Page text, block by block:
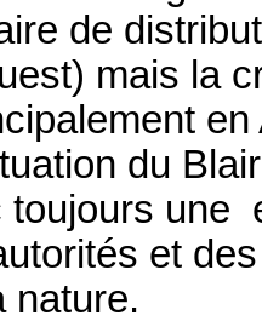
de
mais la
du
une
et
nature.